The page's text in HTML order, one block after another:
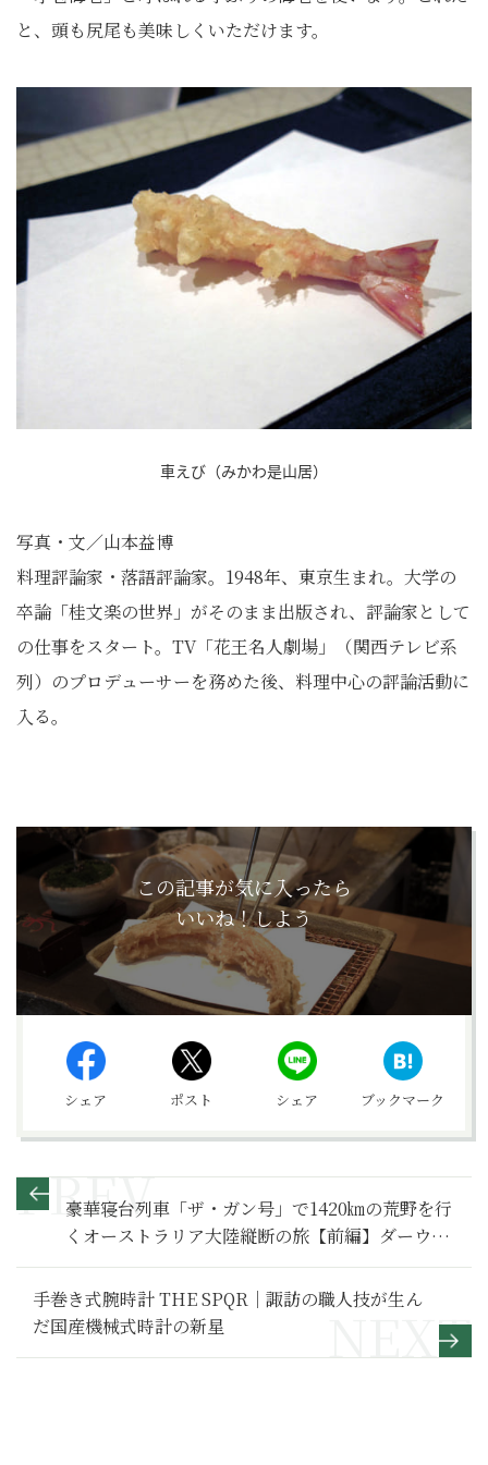
と、頭も尻尾も美味しくいただけます。
車えび（みかわ是山居）
写真・文／山本益博
料理評論家・落語評論家。1948年、東京生まれ。大学の
卒論「桂文楽の世界」がそのまま出版され、評論家として
の仕事をスタート。TV「花王名人劇場」（関西テレビ系
列）のプロデューサーを務めた後、料理中心の評論活動に
入る。
この記事が気に入ったら
いいね！しよう
シェア ポスト シェア ブックマーク
豪華寝台列車「ザ・ガン号」で1420㎞の荒野を行
くオーストラリア大陸縦断の旅【前編】ダーウィ
ン→キャサリン ［PR］
手巻き式腕時計 THE SPQR｜諏訪の職人技が生ん
だ国産機械式時計の新星